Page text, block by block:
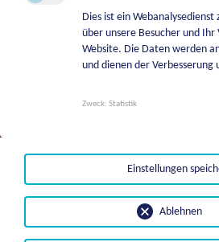
Bereitschaftsdienste
+43 664 8542108
Bereitschaftsdienst
Dies ist ein
über unsere Besucher und
Website. Die Daten werden
und dienen der Verbesserung
Zweck: Statistik
Ablehnen
Einstellungen